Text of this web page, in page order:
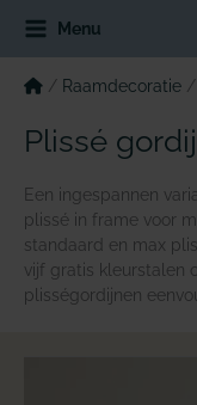
naar
inhoud
Menu
/ Raamdecoratie /
Plissé
Een ingespannen
plissé in frame voor
standaard en max
vijf gratis kleurstalen
plisségordijnen